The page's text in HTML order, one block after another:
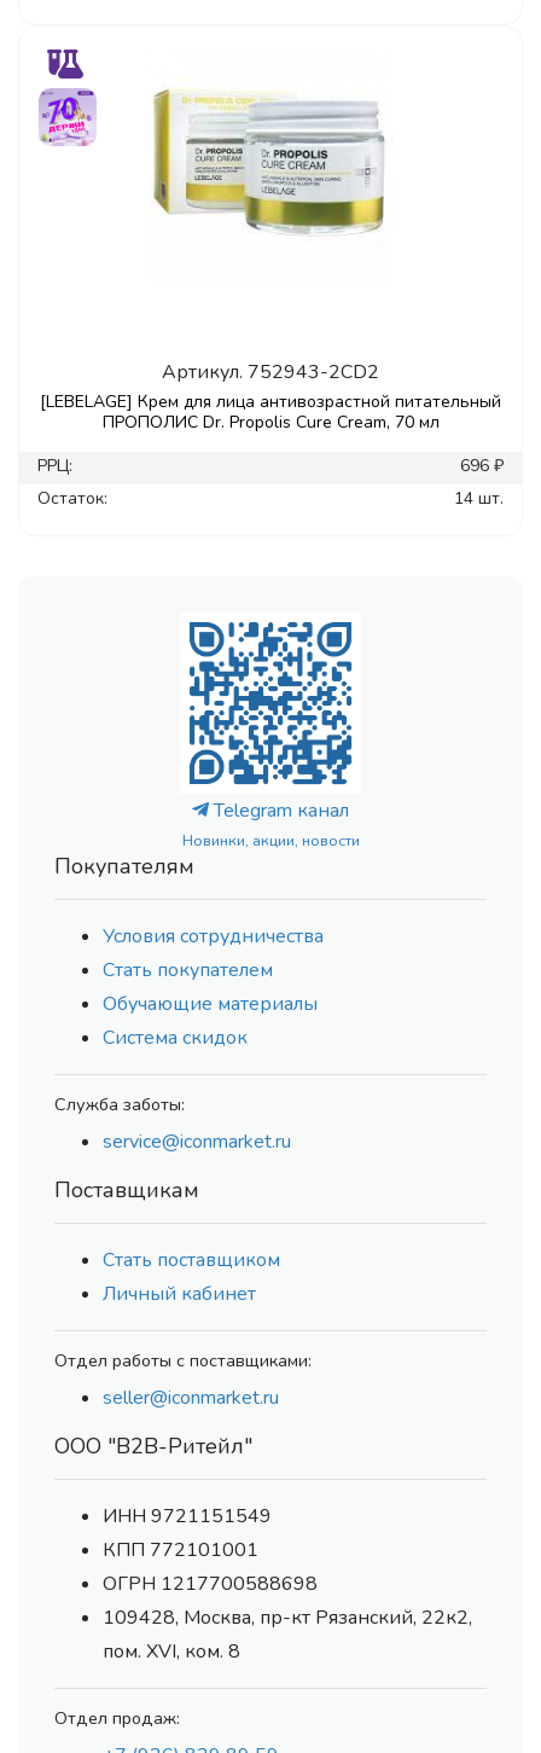
Артикул. 752943-2CD2
[LEBELAGE] Крем для лица антивозрастной питательный
ПРОПОЛИС Dr. Propolis Cure Cream, 70 мл
РРЦ:
696 ₽
Остаток:
14 шт.
Telegram канал
Новинки, акции, новости
Покупателям
Условия сотрудничества
Стать покупателем
Обучающие материалы
Система скидок
Служба заботы:
service@iconmarket.ru
Поставщикам
Стать поставщиком
Личный кабинет
Отдел работы с поставщиками:
seller@iconmarket.ru
ООО "В2В-Ритейл"
ИНН 9721151549
КПП 772101001
ОГРН 1217700588698
109428, Москва, пр-кт Рязанский, 22к2,
пом. XVI, ком. 8
Отдел продаж: